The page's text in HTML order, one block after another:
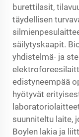
burettilasit,
täydellisen
säilytyskaapit.
yhdistelmä- ja
edistyneempää
hyötyvät
suunniteltu laite,
Boylen lakia ja